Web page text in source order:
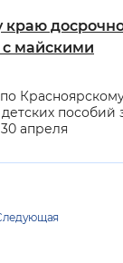
краю
с майскими
пособий
апреля